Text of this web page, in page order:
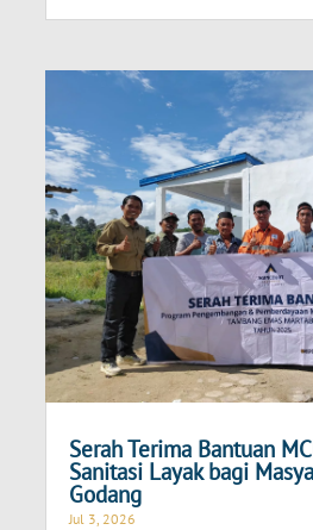
Serah Terima Bantuan
Sanitasi Layak bagi
Godang
Jul 3, 2026